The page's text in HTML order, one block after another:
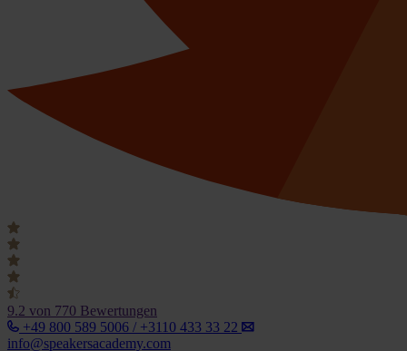
9.2 von 770 Bewertungen
+49 800 589 5006 / +3110 433 33 22
info@speakersacademy.com